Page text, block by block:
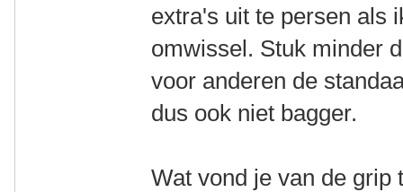
extra's uit te persen als
omwissel. Stuk minder
voor anderen de
dus ook niet bagger.
Wat vond je van de grip